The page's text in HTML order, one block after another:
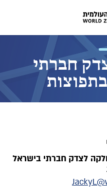
חברתי
לצדק חברתי בישראל